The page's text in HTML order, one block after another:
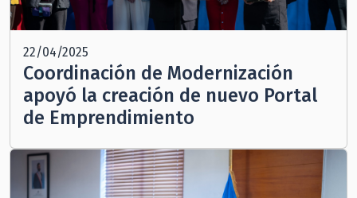
22/04/2025
Coordinación de Modernización
apoyó la creación de nuevo Portal
de Emprendimiento